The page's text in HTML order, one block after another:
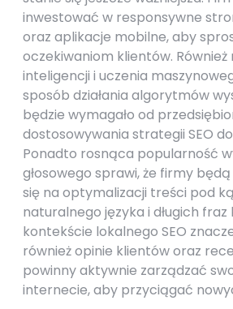
inwestować w responsywne
oraz aplikacje mobilne, aby
oczekiwaniom klientów. Również
inteligencji i uczenia
sposób działania algorytmów
będzie wymagało od
dostosowywania strategii SEO
Ponadto rosnąca popularność
głosowego sprawi, że firmy będą
się na optymalizacji treści pod
naturalnego języka i długich fraz
kontekście lokalnego SEO
również opinie klientów oraz
powinny aktywnie zarządzać
internecie, aby przyciągać